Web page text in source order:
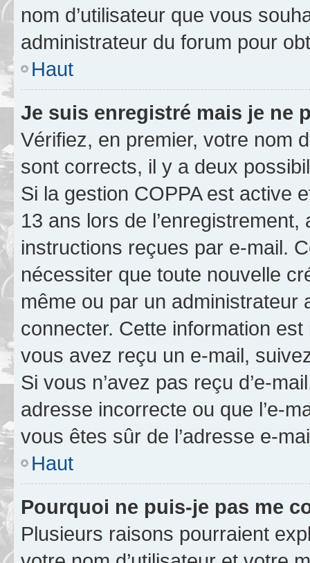
nom d’utilisateur que vous
administrateur du forum pour
Haut
Je suis enregistré mais je ne
Vérifiez, en premier, votre nom
sont corrects, il y a deux
Si la gestion COPPA est active
13 ans lors de
instructions reçues par e-mail.
nécessiter que toute nouvelle
même ou par un
connecter. Cette information
vous avez reçu un e-mail,
Si vous n’avez pas reçu d’e-
adresse incorrecte ou que l’e-
vous êtes sûr de l’adresse e-
Haut
Pourquoi ne puis-je pas me
Plusieurs raisons pourraient